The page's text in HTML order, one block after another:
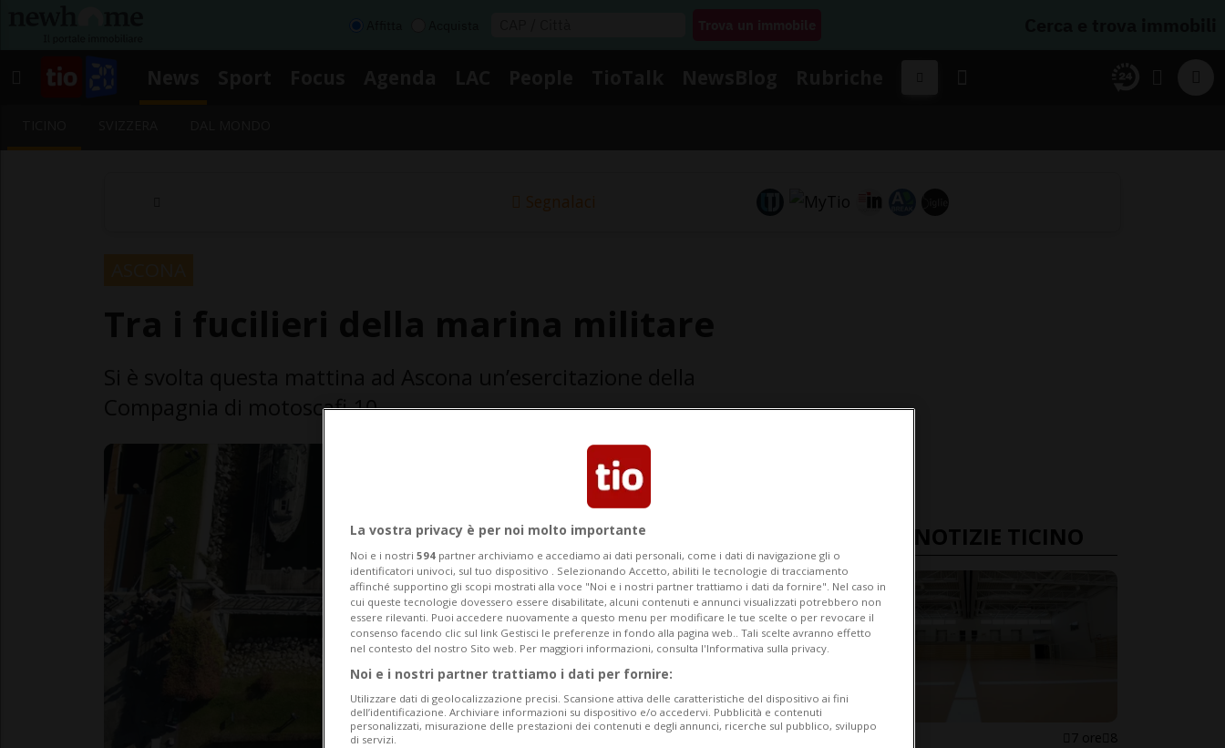
Segnalaci
Compagnia di motoscafi 10.
ULTIME NOTIZIE TICINO
CANTONE 7 ore 8
La vostra privacy è per noi molto importante
Noi e i nostri 594 partner archiviamo e accediamo ai dati personali, come i dati di navigazione gli o
identificatori univoci, sul tuo dispositivo . Selezionando Accetto, abiliti le tecnologie di tracciamento
affinché supportino gli scopi mostrati alla voce "Noi e i nostri partner trattiamo i dati da fornire". Nel caso in
cui queste tecnologie dovessero essere disabilitate, alcuni contenuti e annunci visualizzati potrebbero non
essere rilevanti. Puoi accedere nuovamente a questo menu per modificare le tue scelte o per revocare il
consenso facendo clic sul link Gestisci le preferenze in fondo alla pagina web.. Tali scelte avranno effetto
nel contesto del nostro Sito web. Per maggiori informazioni, consulta l'Informativa sulla privacy.
Noi e i nostri partner trattiamo i dati per fornire:
Utilizzare dati di geolocalizzazione precisi. Scansione attiva delle caratteristiche del dispositivo ai fini
dell’identificazione. Archiviare informazioni su dispositivo e/o accedervi. Pubblicità e contenuti
personalizzati, misurazione delle prestazioni dei contenuti e degli annunci, ricerche sul pubblico, sviluppo
di servizi.